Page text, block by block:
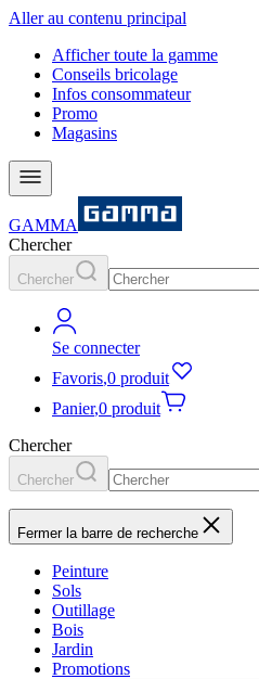
Aller au contenu principal
Afficher toute la gamme
Conseils bricolage
Infos consommateur
Promo
Magasins
GAMMA
Chercher
Chercher
Se connecter
Favoris,0 produit
Panier,0 produit
Chercher
Chercher
Fermer la barre de recherche
Peinture
Sols
Outillage
Bois
Jardin
Promotions